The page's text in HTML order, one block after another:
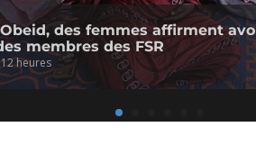
des femmes affirment
membres des FSR
heures